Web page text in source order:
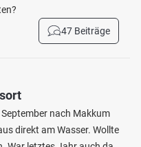
47 Beiträge
nach Makkum
direkt am Wasser. Wollte